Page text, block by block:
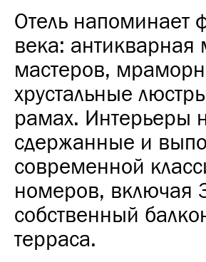
Отель напоминает
века: антикварная
мастеров,
хрустальные
рамах. Интерьеры
сдержанные и
современной
номеров, включая
собственный
терраса.